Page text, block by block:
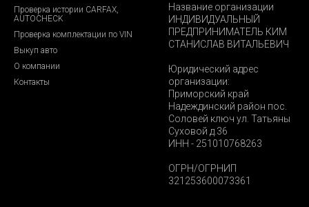
Проверка истории CARFAX,
AUTOCHECK
Проверка комплектации по VIN
Выкуп авто
О компании
Контакты
Название организации
ИНДИВИДУАЛЬНЫЙ
ПРЕДПРИНИМАТЕЛЬ КИМ
СТАНИСЛАВ ВИТАЛЬЕВИЧ
Юридический адрес
организации:
Приморский край
Надеждинский район пос.
Соловей ключ ул. Татьяны
Суховой д.36
ИНН - 251010768263
ОГРН/ОГРНИП
321253600073361